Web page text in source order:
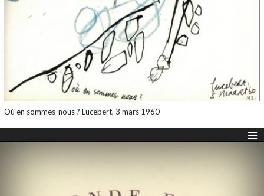
Où en sommes-nous ? Lucebert, 3 mars 1960